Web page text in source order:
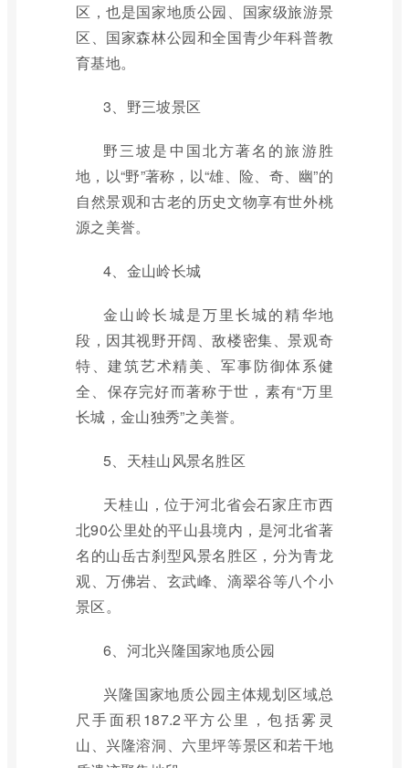
区，也是国家地质公园、国家级旅游景
区、国家森林公园和全国青少年科普教
育基地。
3、野三坡景区
野三坡是中国北方著名的旅游胜
地，以“野”著称，以“雄、险、奇、幽”的
自然景观和古老的历史文物享有世外桃
源之美誉。
4、金山岭长城
金山岭长城是万里长城的精华地
段，因其视野开阔、敌楼密集、景观奇
特、建筑艺术精美、军事防御体系健
全、保存完好而著称于世，素有“万里
长城，金山独秀”之美誉。
5、天桂山风景名胜区
天桂山，位于河北省会石家庄市西
北90公里处的平山县境内，是河北省著
名的山岳古刹型风景名胜区，分为青龙
观、万佛岩、玄武峰、滴翠谷等八个小
景区。
6、河北兴隆国家地质公园
兴隆国家地质公园主体规划区域总
尺手面积187.2平方公里，包括雾灵
山、兴隆溶洞、六里坪等景区和若干地